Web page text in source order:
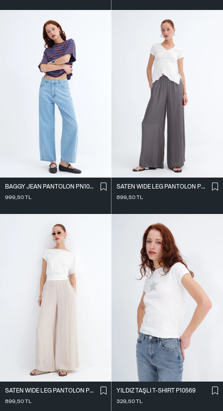
BAGGY JEAN PANTOLON PN10027
999,50TL
SATEN WIDE LEG PANTOLON PN17298
899,50TL
SATEN WIDE LEG PANTOLON PN17298
899,50TL
YILDIZ TAŞLI T-SHIRT P10569
329,50TL